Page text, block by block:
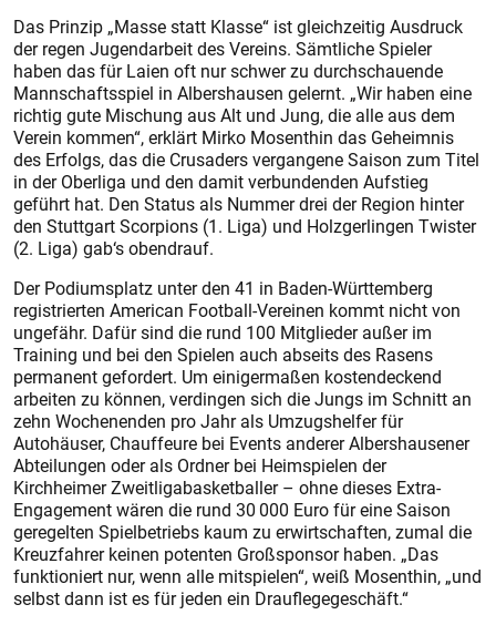
Das Prinzip „Masse statt Klasse“ ist gleichzeitig Ausdruck
der regen Jugendarbeit des Vereins. Sämtliche Spieler
haben das für Laien oft nur schwer zu durchschauende
Mannschaftsspiel in Albershausen gelernt. „Wir haben eine
richtig gute Mischung aus Alt und Jung, die alle aus dem
Verein kommen“, erklärt Mirko Mosenthin das Geheimnis
des Erfolgs, das die Crusaders vergangene Saison zum Titel
in der Oberliga und den damit verbundenden Aufstieg
geführt hat. Den Status als Nummer drei der Region hinter
den Stuttgart Scorpions (1. Liga) und Holzgerlingen Twister
(2. Liga) gab‘s obendrauf.
Der Podiumsplatz unter den 41 in Baden-Württemberg
registrierten American Football-Vereinen kommt nicht von
ungefähr. Dafür sind die rund 100 Mitglieder außer im
Training und bei den Spielen auch abseits des Rasens
permanent gefordert. Um einigermaßen kostendeckend
arbeiten zu können, verdingen sich die Jungs im Schnitt an
zehn Wochenenden pro Jahr als Umzugshelfer für
Autohäuser, Chauffeure bei Events anderer Albershausener
Abteilungen oder als Ordner bei Heimspielen der
Kirchheimer Zweitligabasketballer – ohne dieses Extra-
Engagement wären die rund 30 000 Euro für eine Saison
geregelten Spielbetriebs kaum zu erwirtschaften, zumal die
Kreuzfahrer keinen potenten Großsponsor haben. „Das
funktioniert nur, wenn alle mitspielen“, weiß Mosenthin, „und
selbst dann ist es für jeden ein Drauflegegeschäft.“